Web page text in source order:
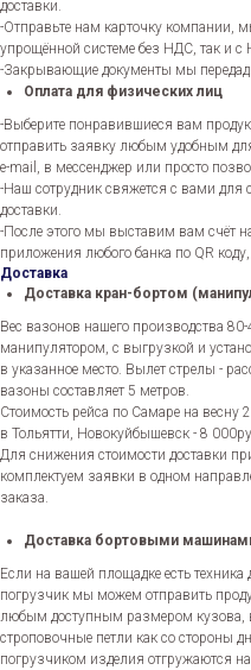
доставки.
-Отправьте нам карточку компании,
упрощённой системе без НДС, так и с
-Закрывающие документы мы
Оплата для физических лиц
-Выберите понравившиеся вам
отправить заявку любым удобным
e-mail, в мессенджер или просто
-Наш сотрудник свяжется с вами для
доставки.
-После этого мы выставим вам счёт
приложения любого банка по QR
Доставка
Доставка кран-бортом
Вес вазонов нашего производства
манипулятором, с выгрузкой и
в указанное место. Вылет стрелы -
вазоны составляет 5 метров.
Стоимость рейса по Самаре на весну
в Тольятти, Новокуйбышевск - 8
Для снижения стоимости доставки
комплектуем заявки в одном
заказа.
Доставка бортовыми
Если на вашей площадке есть
погрузчик мы можем отправить
любым доступным размером кузова,
строповочные петли как со стороны
погрузчиком изделия отгружаются